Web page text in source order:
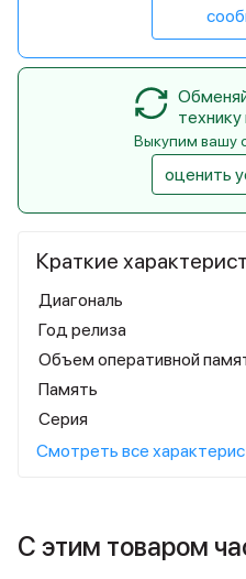
Краткие
Диагональ
Год релиза
Объем оперативной
Память
Серия
Смотреть все
Выкупим вашу
оценить
С этим товаром